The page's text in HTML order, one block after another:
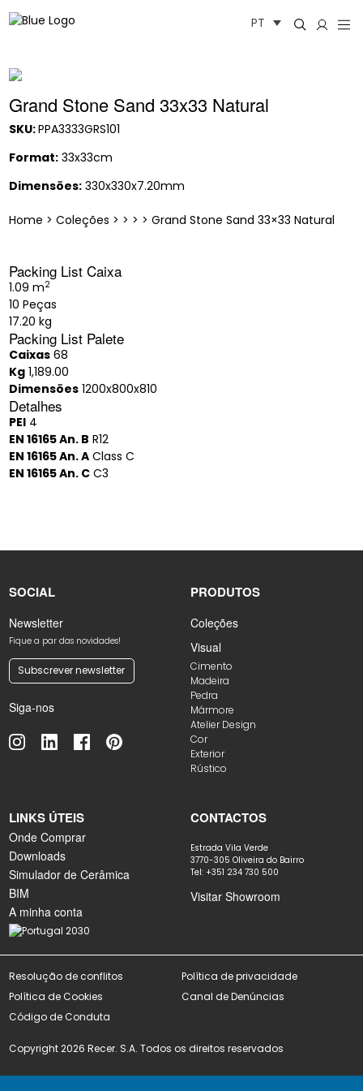
para
PT
Grand Stone Sand 33x33 Natural
SKU:PPA3333GRS101
Format:33x33cm
Dimensões:330x330x7.20mm
Home > Coleções > > > > Grand Stone Sand 33×33 Natural
Packing List Caixa
1.09 m2
10 Peças
17.20 kg
Packing List Palete
Caixas68
Kg1,189.00
Dimensões1200x800x810
Detalhes
PEI4
EN 16165 An. B R12
EN 16165 An. AClass C
EN 16165 An. CC3
SOCIAL
Newsletter
Fique a par das novidades!
Subscrever newsletter
Siga-nos
PRODUTOS
Coleções
Visual
Cimento
Madeira
Pedra
Mármore
Atelier Design
Cor
Exterior
Rústico
LINKS ÚTEIS
Onde Comprar
Downloads
Simulador de Cerâmica
BIM
A minha conta
CONTACTOS
Estrada Vila Verde
3770-305 Oliveira do Bairro
Tel: +351 234 730 500
Visitar Showroom
Resolução de conflitos
Política de privacidade
Política de Cookies
Canal de Denúncias
Código de Conduta
Copyright 2026 Recer. S.A. Todos os direitos reservados